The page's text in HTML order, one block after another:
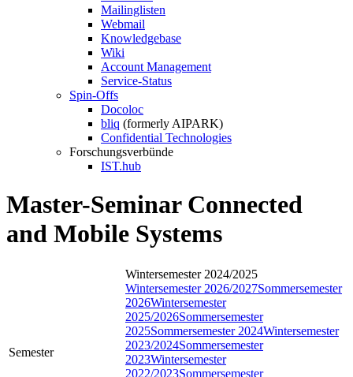
Mailinglisten
Webmail
Knowledgebase
Wiki
Account Management
Service-Status
Spin-Offs
Docoloc
bliq (formerly AIPARK)
Confidential Technologies
Forschungsverbünde
IST.hub
Master-Seminar Connected
and Mobile Systems
Semester
Wintersemester 2024/2025
Wintersemester 2026/2027Sommersemester
2026Wintersemester
2025/2026Sommersemester
2025Sommersemester 2024Wintersemester
2023/2024Sommersemester
2023Wintersemester
2022/2023Sommersemester